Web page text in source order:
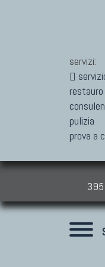
servizi:
pulizia
prova a